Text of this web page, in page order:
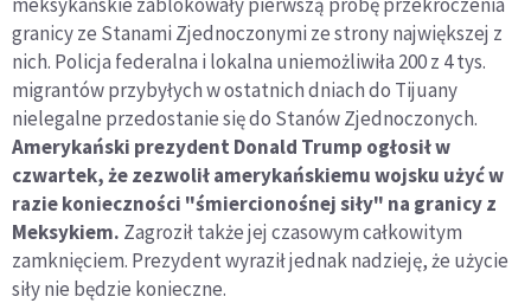
granicy ze Stanami Zjednoczonymi ze strony największej z
nich. Policja federalna i lokalna uniemożliwiła 200 z 4 tys.
migrantów przybyłych w ostatnich dniach do Tijuany
nielegalne przedostanie się do Stanów Zjednoczonych.
Amerykański prezydent Donald Trump ogłosił w
czwartek, że zezwolił amerykańskiemu wojsku użyć w
razie konieczności "śmiercionośnej siły" na granicy z
Meksykiem. Zagroził także jej czasowym całkowitym
zamknięciem. Prezydent wyraził jednak nadzieję, że użycie
siły nie będzie konieczne.